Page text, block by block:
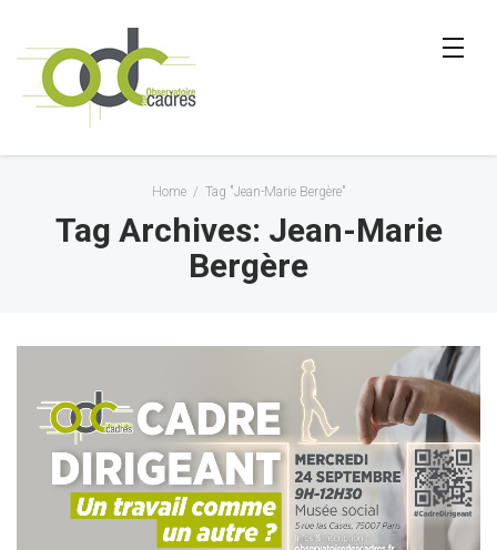
Home / Tag "Jean-Marie Bergère"
Tag Archives: Jean-Marie
Bergère